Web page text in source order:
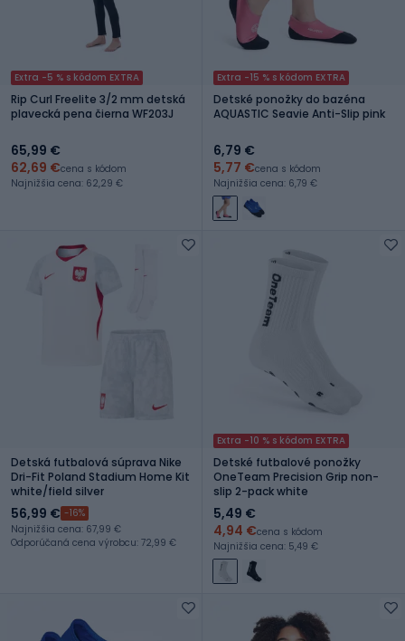
Extra -5 % s kódom EXTRA
Rip Curl Freelite 3/2 mm detská
plavecká pena čierna WF203J
65,99 €
62,69 €cena s kódom
Najnižšia cena: 62,29 €
Extra -15 % s kódom EXTRA
Detské ponožky do bazéna
AQUASTIC Seavie Anti-Slip pink
6,79 €
5,77 €cena s kódom
Najnižšia cena: 6,79 €
Detská futbalová súprava Nike
Dri-Fit Poland Stadium Home Kit
white/field silver
56,99 € -16%
Najnižšia cena: 67,99 €
Odporúčaná cena výrobcu: 72,99 €
Extra -10 % s kódom EXTRA
Detské futbalové ponožky
OneTeam Precision Grip non-
slip 2-pack white
5,49 €
4,94 €cena s kódom
Najnižšia cena: 5,49 €